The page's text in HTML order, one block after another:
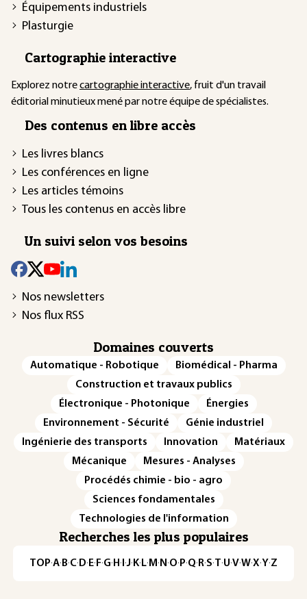
Équipements industriels
Plasturgie
Cartographie interactive
Explorez notrecartographie interactive, fruit d'un travail
éditorial minutieux mené par notre équipe de spécialistes.
Des contenus en libre accès
Les livres blancs
Les conférences en ligne
Les articles témoins
Tous les contenus en accès libre
Un suivi selon vos besoins
Nos newsletters
Nos flux RSS
Domaines couverts
Automatique - Robotique
Biomédical - Pharma
Construction et travaux publics
Électronique - Photonique
Énergies
Environnement - Sécurité
Génie industriel
Ingénierie des transports
Innovation
Matériaux
Mécanique
Mesures - Analyses
Procédés chimie - bio - agro
Sciences fondamentales
Technologies de l'information
Recherches les plus populaires
TOP·A·B·C· D· E· F·G· H · ·J· K· L· M · N ·O· P·Q· R·S·T·U·V·W·X·Y·Z